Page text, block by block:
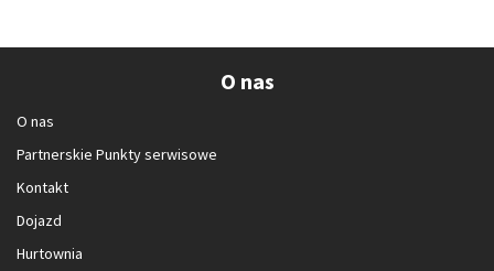
O nas
O nas
Partnerskie Punkty serwisowe
Kontakt
Dojazd
Hurtownia